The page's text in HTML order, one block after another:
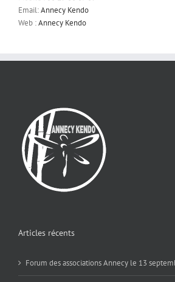
Email:Annecy Kendo
Web :Annecy Kendo
Articles récents
Forum des associations Annecy le 13